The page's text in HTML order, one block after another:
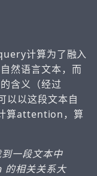
计算为了融入
然语言文本，而
含义（经过
以以这段文本自
算attention，算
一段文本中
的相关关系大